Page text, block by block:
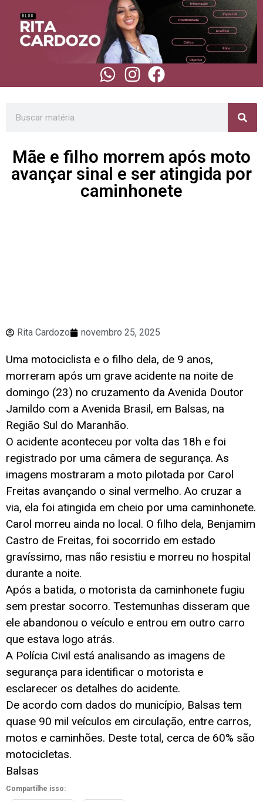
Mãe e filho morrem após moto
avançar sinal e ser atingida por
caminhonete
Rita Cardozo novembro 25, 2025
Uma motociclista e o filho dela, de 9 anos,
morreram após um grave acidente na noite de
domingo (23) no cruzamento da Avenida Doutor
Jamildo com a Avenida Brasil, em Balsas, na
Região Sul do Maranhão.
O acidente aconteceu por volta das 18h e foi
registrado por uma câmera de segurança. As
imagens mostraram a moto pilotada por Carol
Freitas avançando o sinal vermelho. Ao cruzar a
via, ela foi atingida em cheio por uma caminhonete.
Carol morreu ainda no local. O filho dela, Benjamim
Castro de Freitas, foi socorrido em estado
gravíssimo, mas não resistiu e morreu no hospital
durante a noite.
Após a batida, o motorista da caminhonete fugiu
sem prestar socorro. Testemunhas disseram que
ele abandonou o veículo e entrou em outro carro
que estava logo atrás.
A Polícia Civil está analisando as imagens de
segurança para identificar o motorista e
esclarecer os detalhes do acidente.
De acordo com dados do município, Balsas tem
quase 90 mil veículos em circulação, entre carros,
motos e caminhões. Deste total, cerca de 60% são
motocicletas.
Balsas
Compartilhe isso: